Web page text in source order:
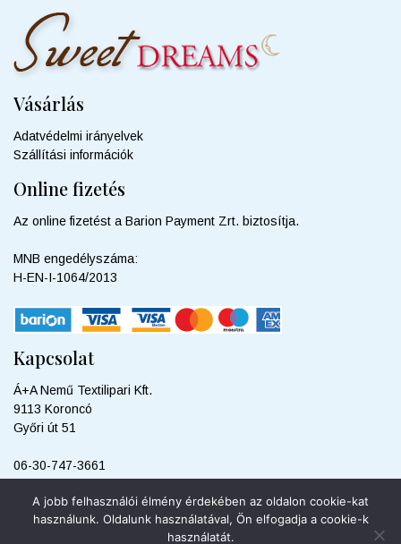
Vásárlás
Adatvédelmi irányelvek
Szállítási információk
Online fizetés
Az online fizetést a Barion Payment Zrt. biztosítja.
MNB engedélyszáma:
H-EN-I-1064/2013
Kapcsolat
Á+A Nemű Textilipari Kft.
9113 Koroncó
Győri út 51
06-30-747-3661
A jobb felhasználói élmény érdekében az oldalon cookie-kat
használunk. Oldalunk használatával, Ön elfogadja a cookie-k
használatát.